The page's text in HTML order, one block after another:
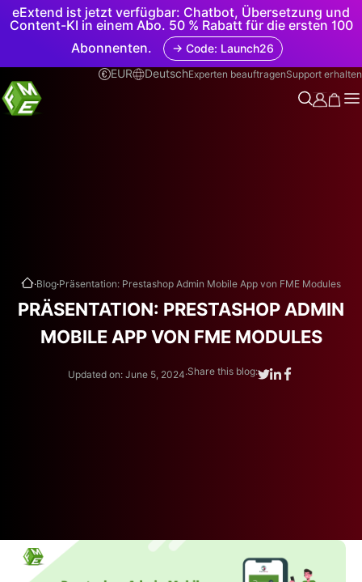
eExtend ist jetzt verfügbar: Chatbot, Übersetzung und
Content-KI in einem Abo. 50 % Rabatt für die ersten 100
Abonnenten.
→ Code: Launch26
EUR
DeutschExperten beauftragenSupport erhalten
.Blog.Präsentation: Prestashop Admin Mobile App von FME Modules
PRÄSENTATION: PRESTASHOP ADMIN
MOBILE APP VON FME MODULES
Updated on: June 5, 2024.Share this blog: